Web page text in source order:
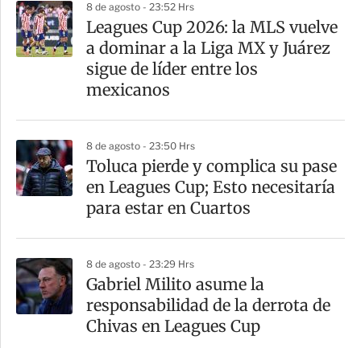
r
8 de agosto - 23:52 Hrs
Leagues Cup 2026: la MLS vuelve
a dominar a la Liga MX y Juárez
sigue de líder entre los
mexicanos
8 de agosto - 23:50 Hrs
Toluca pierde y complica su pase
en Leagues Cup; Esto necesitaría
para estar en Cuartos
8 de agosto - 23:29 Hrs
Gabriel Milito asume la
responsabilidad de la derrota de
Chivas en Leagues Cup